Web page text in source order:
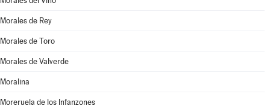
Morales de Rey
Morales de Toro
Morales de Valverde
Moralina
Moreruela de los Infanzones